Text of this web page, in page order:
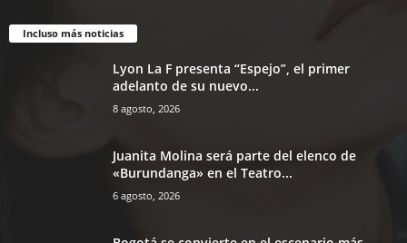
Incluso más noticias
Lyon La F presenta “Espejo”, el primer
adelanto de su nuevo...
8 agosto, 2026
Juanita Molina será parte del elenco de
«Burundanga» en el Teatro...
6 agosto, 2026